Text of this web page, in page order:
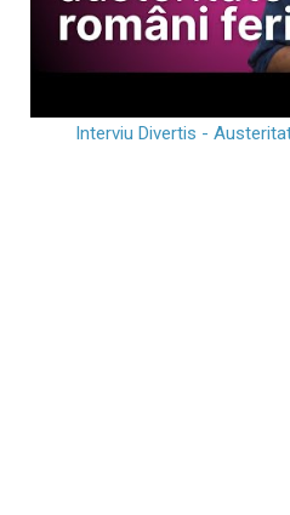
Interviu Divertis -